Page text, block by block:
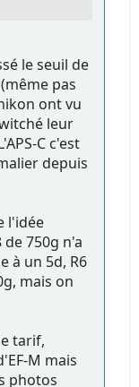
le seuil de
pas
ont vu
leur
C c'est
depuis
l'idée
de 750g n'a
à un 5d, R6
mais on
tarif,
M mais
photos